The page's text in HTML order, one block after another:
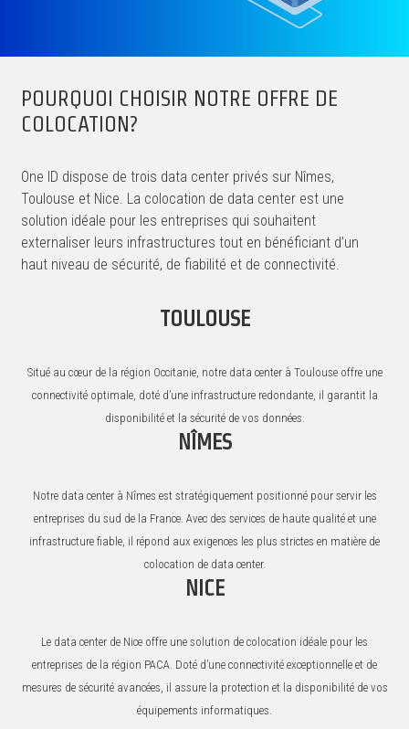
POURQUOI CHOISIR NOTRE OFFRE DE
COLOCATION?
One ID dispose de trois data center privés sur Nîmes,
Toulouse et Nice. La colocation de data center est une
solution idéale pour les entreprises qui souhaitent
externaliser leurs infrastructures tout en bénéficiant d’un
haut niveau de sécurité, de fiabilité et de connectivité.
TOULOUSE
Situé au cœur de la région Occitanie, notre data center à Toulouse offre une
connectivité optimale, doté d’une infrastructure redondante, il garantit la
disponibilité et la sécurité de vos données.
NÎMES
Notre data center à Nîmes est stratégiquement positionné pour servir les
entreprises du sud de la France. Avec des services de haute qualité et une
infrastructure fiable, il répond aux exigences les plus strictes en matière de
colocation de data center.
NICE
Le data center de Nice offre une solution de colocation idéale pour les
entreprises de la région PACA. Doté d’une connectivité exceptionnelle et de
mesures de sécurité avancées, il assure la protection et la disponibilité de vos
équipements informatiques.